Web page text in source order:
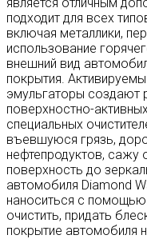
подходит для всех
включая металлики,
использование
внешний вид
покрытия.
эмульгаторы
поверхностно-
специальных
въевшуюся грязь,
нефтепродуктов, сажу
поверхность до
автомобиля Diamond
наноситься с помощью
очистить, придать
покрытие автомобиля